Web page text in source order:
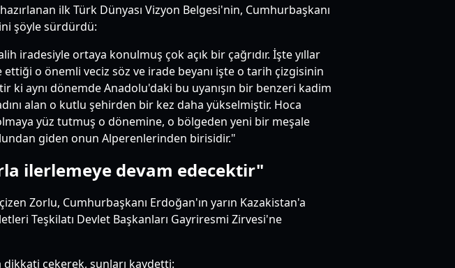
ilk Türk Dünyası Vizyon Belgesi'nin, Cumhurbaşkanı
şöyle sürdürdü:
iradesiyle ortaya konulmuş çok açık bir çağrıdır. İşte yıllar
o önemli veciz söz ve irade beyanı işte o tarih çizgisinin
ki aynı dönemde Anadolu'daki bu uyanışın bir benzeri kadim
alan o kutlu şehirden bir kez daha yükselmiştir. Hoca
yüz tutmuş o dönemine, o bölgeden yeni bir meşale
giden onun Alperenlerinden birisidir."
ilerlemeye devam edecektir"
Zorlu, Cumhurbaşkanı Erdoğan'ın yarın Kazakistan'a
Teşkilatı Devlet Başkanları Gayriresmi Zirvesi'ne
dikkati çekerek, şunları kaydetti: